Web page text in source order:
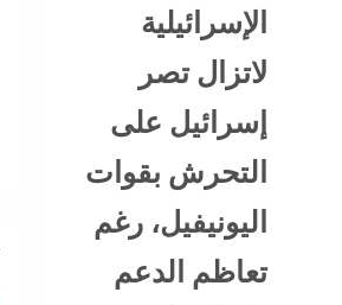
الإسرائيلية
لاتزال تصر
إسرائيل على
التحرش بقوات
اليونيفيل، رغم
تعاظم الدعم